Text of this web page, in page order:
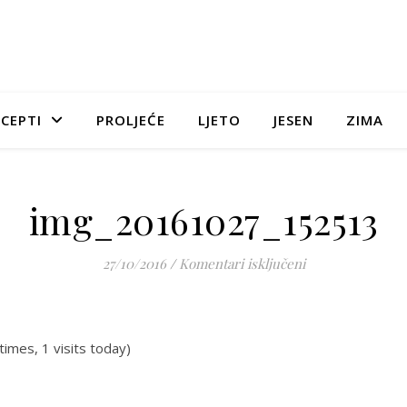
PROLJEĆE LJETO JESEN ZIMA
img_20161027_152513
27/10/2016 / Komentari isključeniza
1 visits today)